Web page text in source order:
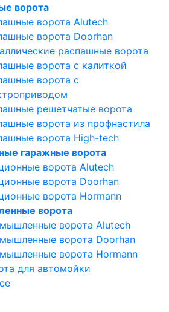
ворота
ворота Alutech
ворота Doorhan
распашные ворота
ворота с калиткой
ворота с
решетчатые ворота
ворота из профнастила
ворота High-tech
гаражные ворота
ворота Alutech
ворота Doorhan
ворота Hormann
ворота
ворота Alutech
ворота Doorhan
ворота Hormann
для автомойки